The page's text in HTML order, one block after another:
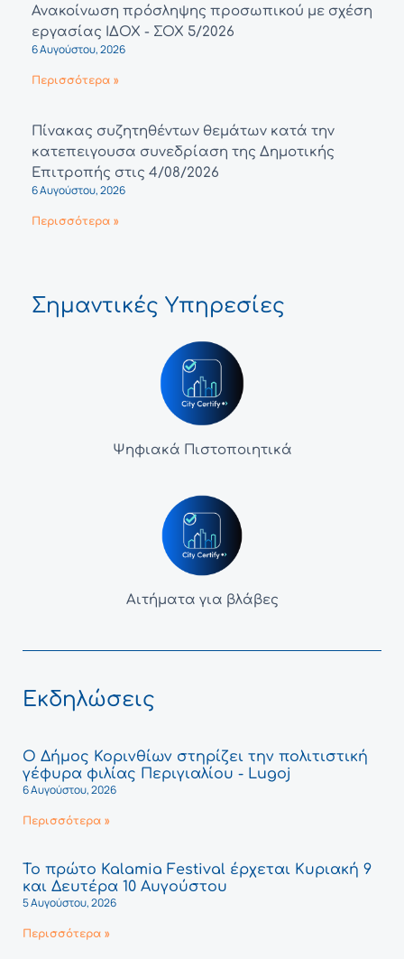
Ανακοίνωση πρόσληψης προσωπικού με σχέση
εργασίας ΙΔΟΧ - ΣΟΧ 5/2026
6 Αυγούστου, 2026
Περισσότερα »
Πίνακας συζητηθέντων θεμάτων κατά την
κατεπειγουσα συνεδρίαση της Δημοτικής
Επιτροπής στις 4/08/2026
6 Αυγούστου, 2026
Περισσότερα »
Σημαντικές Υπηρεσίες
Ψηφιακά Πιστοποιητικά
Αιτήματα για βλάβες
Εκδηλώσεις
Ο Δήμος Κορινθίων στηρίζει την πολιτιστική
γέφυρα φιλίας Περιγιαλίου - Lugoj
6 Αυγούστου, 2026
Περισσότερα »
Το πρώτο Kalamia Festival έρχεται Κυριακή 9
και Δευτέρα 10 Αυγούστου
5 Αυγούστου, 2026
Περισσότερα »